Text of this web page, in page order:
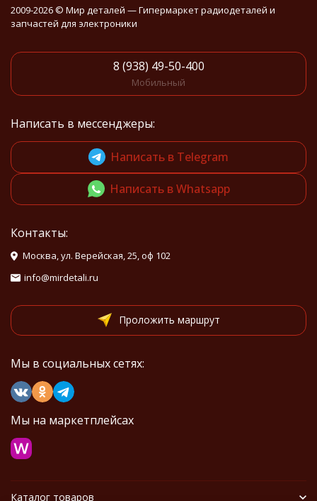
2009-2026 © Мир деталей — Гипермаркет радиодеталей и
запчастей для электроники
8 (938) 49-50-400
Мобильный
Написать в мессенджеры:
Написать в Telegram
Написать в Whatsapp
Контакты:
Москва, ул. Верейская, 25, оф 102
info@mirdetali.ru
Проложить маршрут
Мы в социальных сетях:
Мы на маркетплейсах
Каталог товаров